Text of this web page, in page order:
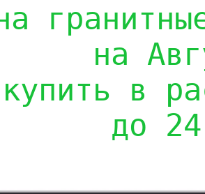
на
в
до